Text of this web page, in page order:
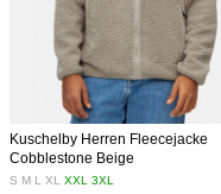
Kuschelby Herren Fleecejacke
Cobblestone Beige
S M L XLXXL3XL